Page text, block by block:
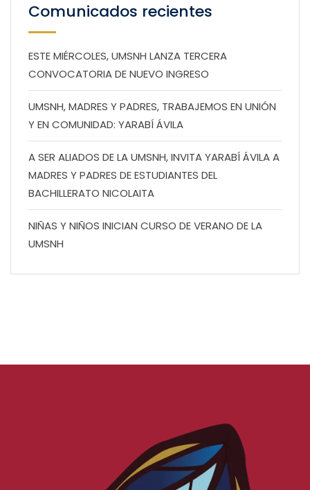
Comunicados recientes
ESTE MIÉRCOLES, UMSNH LANZA TERCERA
CONVOCATORIA DE NUEVO INGRESO
UMSNH, MADRES Y PADRES, TRABAJEMOS EN UNIÓN
Y EN COMUNIDAD: YARABÍ ÁVILA
A SER ALIADOS DE LA UMSNH, INVITA YARABÍ ÁVILA A
MADRES Y PADRES DE ESTUDIANTES DEL
BACHILLERATO NICOLAITA
NIÑAS Y NIÑOS INICIAN CURSO DE VERANO DE LA
UMSNH